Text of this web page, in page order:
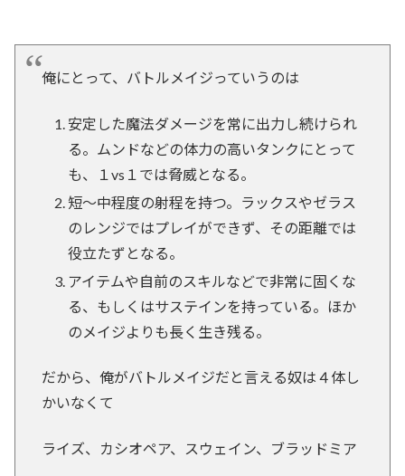
俺にとって、バトルメイジっていうのは
安定した魔法ダメージを常に出力し続けられ
る。ムンドなどの体力の高いタンクにとって
も、１vs１では脅威となる。
短～中程度の射程を持つ。ラックスやゼラス
のレンジではプレイができず、その距離では
役立たずとなる。
アイテムや自前のスキルなどで非常に固くな
る、もしくはサステインを持っている。ほか
のメイジよりも長く生き残る。
だから、俺がバトルメイジだと言える奴は４体し
かいなくて
ライズ、カシオペア、スウェイン、ブラッドミア